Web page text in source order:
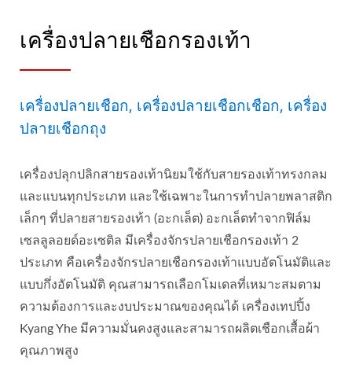
เครื่องปลายเชือกรองเท้า
เครื่องปลายเชือก, เครื่องปลายเชือกเชือก, เครื่อง
ปลายเชือกถุง
เครื่องปลุกปลิกสายรองเท้านิยมใช้กับสายรองเท้าทรงกลม
และแบนทุกประเภท และใช้เฉพาะในการทำปลายพลาสติก
เล็กๆ ที่ปลายสายรองเท้า (อะกเล็ต) อะกเล็ตทำจากฟิล์ม
เซลลูลอยด์อะเซติล มีเครื่องจักรปลายเชือกรองเท้า 2
ประเภท คือเครื่องจักรปลายเชือกรองเท้าแบบอัตโนมัติและ
แบบกึ่งอัตโนมัติ คุณสามารถเลือกโมเดลที่เหมาะสมตาม
ความต้องการและงบประมาณของคุณได้ เครื่องเทปปิ้ง
Kyang Yhe มีความมั่นคงสูงและสามารถผลิตเชือกเสื้อผ้า
คุณภาพสูง